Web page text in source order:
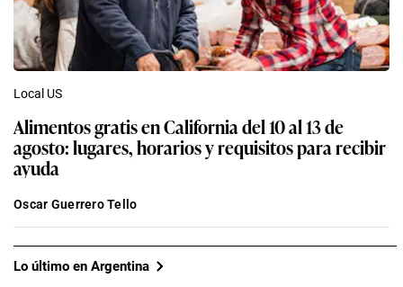
Local US
Alimentos gratis en California del 10 al 13 de
agosto: lugares, horarios y requisitos para recibir
ayuda
Oscar Guerrero Tello
Lo último en Argentina